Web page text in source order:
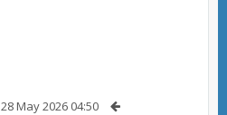
28 May 2026 04:50